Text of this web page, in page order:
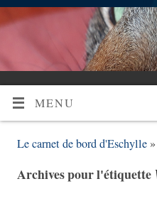
MENU
Le carnet de bord d'Eschylle
Archives pour l'étiquette